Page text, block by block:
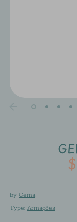
by Gema
Type: Armações